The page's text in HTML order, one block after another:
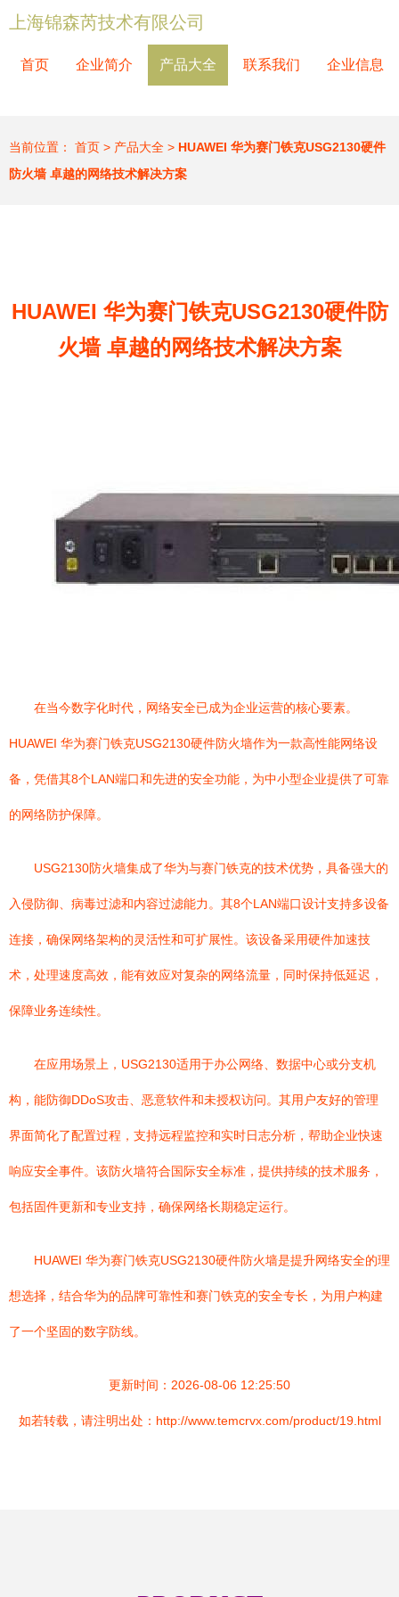
上海锦森芮技术有限公司
首页 企业简介 产品大全 联系我们 企业信息
当前位置： 首页 > 产品大全 > HUAWEI 华为赛门铁克USG2130硬件
防火墙 卓越的网络技术解决方案
HUAWEI 华为赛门铁克USG2130硬件防
火墙 卓越的网络技术解决方案
在当今数字化时代，网络安全已成为企业运营的核心要素。
HUAWEI 华为赛门铁克USG2130硬件防火墙作为一款高性能网络设
备，凭借其8个LAN端口和先进的安全功能，为中小型企业提供了可靠
的网络防护保障。
USG2130防火墙集成了华为与赛门铁克的技术优势，具备强大的
入侵防御、病毒过滤和内容过滤能力。其8个LAN端口设计支持多设备
连接，确保网络架构的灵活性和可扩展性。该设备采用硬件加速技
术，处理速度高效，能有效应对复杂的网络流量，同时保持低延迟，
保障业务连续性。
在应用场景上，USG2130适用于办公网络、数据中心或分支机
构，能防御DDoS攻击、恶意软件和未授权访问。其用户友好的管理
界面简化了配置过程，支持远程监控和实时日志分析，帮助企业快速
响应安全事件。该防火墙符合国际安全标准，提供持续的技术服务，
包括固件更新和专业支持，确保网络长期稳定运行。
HUAWEI 华为赛门铁克USG2130硬件防火墙是提升网络安全的理
想选择，结合华为的品牌可靠性和赛门铁克的安全专长，为用户构建
了一个坚固的数字防线。
更新时间：2026-08-06 12:25:50
如若转载，请注明出处：http://www.temcrvx.com/product/19.html